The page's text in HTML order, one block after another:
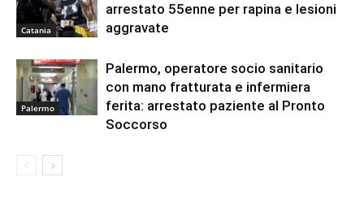
Catania
arrestato 55enne per rapina e lesioni
aggravate
Palermo
Palermo, operatore socio sanitario
con mano fratturata e infermiera
ferita: arrestato paziente al Pronto
Soccorso